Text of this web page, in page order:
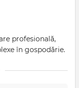
profesională,
în gospodărie.